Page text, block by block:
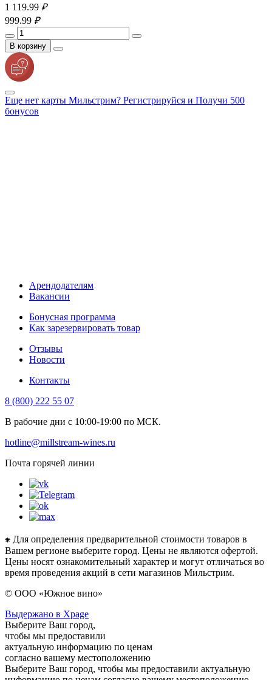
1 119.99 ₽
999.99 ₽
В корзину
Еще нет карты Мильстрим? Регистрируйся и Получи 500
бонусов
Арендодателям
Вакансии
Бонусная программа
Как зарезервировать товар
Отзывы
Новости
Контакты
8 (800) 222 55 07
В рабочие дни с 10:00-19:00 по МСК.
hotline@millstream-wines.ru
Почта горячей линии
⁕ Для определения предварительной стоимости товаров в
Вашем регионе выберите город. Цены не являются офертой.
Цены носят ознакомительный характер и могут отличаться во
время проведения акций в сети магазинов Мильстрим.
© ООО «Южное вино»
Выдержано в Xpage
Выберите Ваш город,
чтобы мы предоставили
актуальную информацию по ценам
согласно вашему местоположению
Выберите Ваш город, чтобы мы предоставили актуальную